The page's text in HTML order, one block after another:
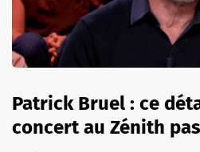
Patrick Bruel : ce
concert au Zénith